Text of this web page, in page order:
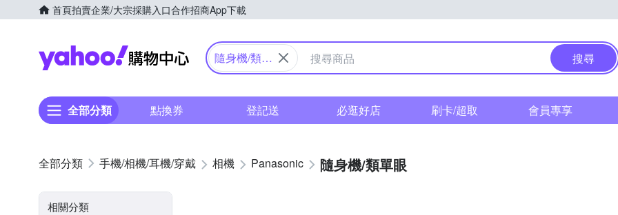
首頁拍賣企業/大宗採購入口合作招商App下載
Yahoo購物中心
隨身機/類單
搜尋
全部分類 點換券 登記送 必逛好店 刷卡/超取 會員專享
手機/相機/耳機/穿戴 相機 Panasonic 隨身機/類單眼
相關分類